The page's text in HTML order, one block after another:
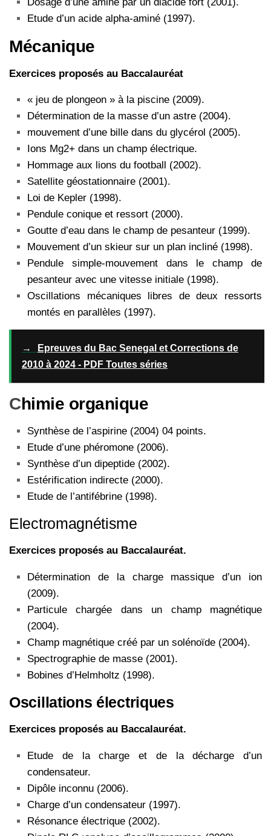
Etude d’un acide alpha-aminé (1997).
Mécanique
Exercices proposés au Baccalauréat
« jeu de plongeon » à la piscine (2009).
Détermination de la masse d’un astre (2004).
mouvement d’une bille dans du glycérol (2005).
Ions Mg2+ dans un champ électrique.
Hommage aux lions du football (2002).
Satellite géostationnaire (2001).
Loi de Kepler (1998).
Pendule conique et ressort (2000).
Goutte d’eau dans le champ de pesanteur (1999).
Mouvement d’un skieur sur un plan incliné (1998).
Pendule simple-mouvement dans le champ de
pesanteur avec une vitesse initiale (1998).
Oscillations mécaniques libres de deux ressorts
montés en parallèles (1997).
→
Epreuves du Bac Senegal et Corrections de
2010 à 2024 - PDF Toutes séries
Chimie organique
Synthèse de l’aspirine (2004) 04 points.
Etude d’une phéromone (2006).
Synthèse d’un dipeptide (2002).
Estérification indirecte (2000).
Etude de l’antifébrine (1998).
Electromagnétisme
Exercices proposés au Baccalauréat.
Détermination de la charge massique d’un ion
(2009).
Particule chargée dans un champ magnétique
(2004).
Champ magnétique créé par un solénoïde (2004).
Spectrographie de masse (2001).
Bobines d’Helmholtz (1998).
Oscillations électriques
Exercices proposés au Baccalauréat.
Etude de la charge et de la décharge d’un
condensateur.
Dipôle inconnu (2006).
Charge d’un condensateur (1997).
Résonance électrique (2002).